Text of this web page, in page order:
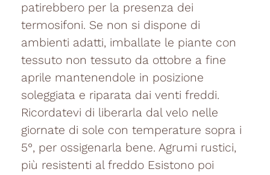
patirebbero per la presenza dei
termosifoni. Se non si dispone di
ambienti adatti, imballate le piante con
tessuto non tessuto da ottobre a fine
aprile mantenendole in posizione
soleggiata e riparata dai venti freddi.
Ricordatevi di liberarla dal velo nelle
giornate di sole con temperature sopra i
5°, per ossigenarla bene. Agrumi rustici,
più resistenti al freddo Esistono poi